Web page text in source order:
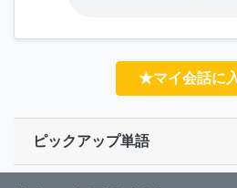
★マイ会話に
ピックアップ単語